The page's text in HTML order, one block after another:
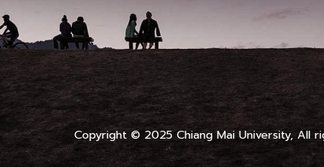
Copyright © 2025 Chiang Mai University, All